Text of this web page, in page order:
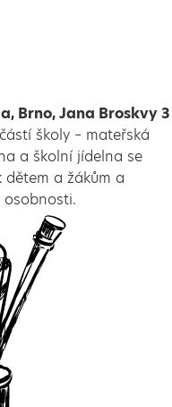
Brno, Jana Broskvy 3
školy – mateřská
a školní jídelna se
dětem a žákům a
osobnosti.